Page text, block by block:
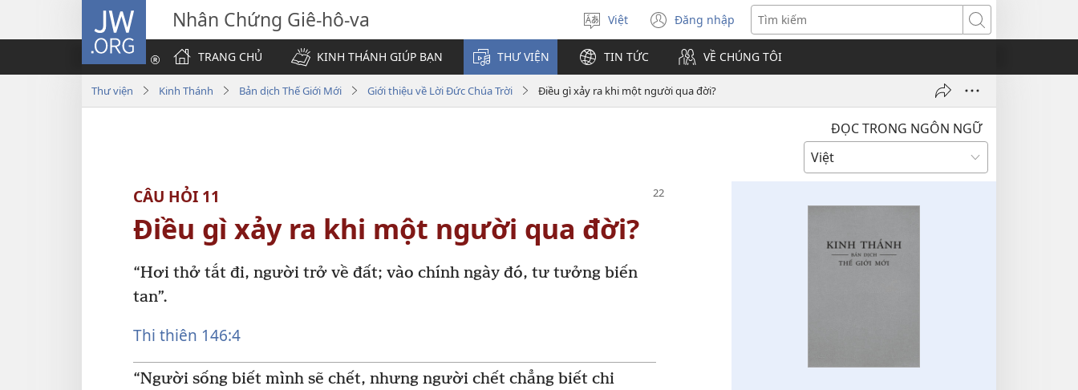
JW.ORG Nhân Chứng Giê-hô-va
Chọn
ngôn
ngữ
Việt Đăng nhập
(mở
cửa
sổ
mới)
Tìm
kiếm
TRANG CHỦ
KINH THÁNH GIÚP BẠN THƯ VIỆN TIN TỨC VỀ CHÚNG TÔI
Thư viện Kinh Thánh Bản dịch Thế Giới Mới Giới thiệu về Lời Đức Chúa Trời Điều gì xảy ra khi một người qua đời?
ĐỌC TRONG NGÔN NGỮ
CÂU HỎI 11
Điều gì xảy ra khi một người qua đời?
“Hơi thở tắt đi, người trở về đất; vào chính ngày đó, tư tưởng biến
tan”.
Thi thiên 146:4
“Người sống biết mình sẽ chết, nhưng người chết chẳng biết chi